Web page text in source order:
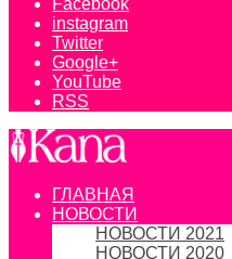
Facebook
instagram
Twitter
Google+
YouTube
RSS
ГЛАВНАЯ
НОВОСТИ
НОВОСТИ 2021
НОВОСТИ 2020